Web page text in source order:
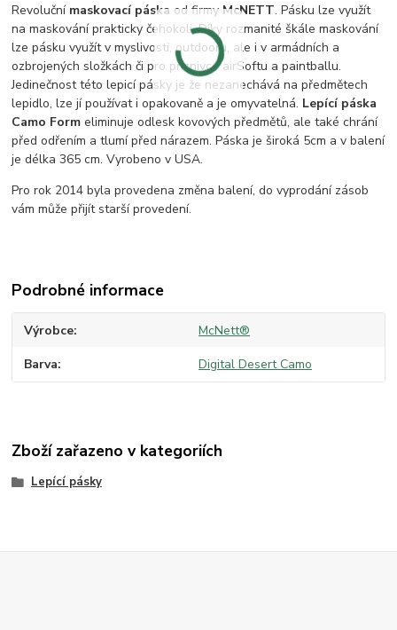
Revoluční maskovací páska od firmy McNETT. Pásku lze využít
na maskování prakticky čehokoli. Díky rozmanité škále maskování
lze pásku využít v myslivosti, outdooru, ale i v armádních a
ozbrojených složkách či pro příznivce airSoftu a paintballu.
Jedinečnost této lepicí pásky je že nezanechává na předmětech
lepidlo, lze jí používat i opakovaně a je omyvatelná. Lepící páska
Camo Form eliminuje odlesk kovových předmětů, ale také chrání
před odřením a tlumí před nárazem. Páska je široká 5cm a v balení
je délka 365 cm. Vyrobeno v USA.
Pro rok 2014 byla provedena změna balení, do vyprodání zásob
vám může přijít starší provedení.
Podrobné informace
Výrobce McNett®
Barva Digital Desert Camo
Zboží zařazeno v kategoriích
Lepící pásky